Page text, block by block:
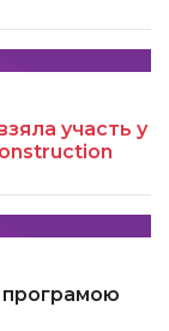
участь у
програмою